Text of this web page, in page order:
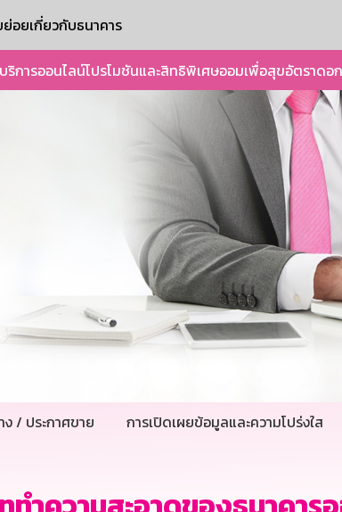
ย่อยเกี่ยวกับธนาคาร
บริการออนไลน์โปรโมชันและสิทธิพิเศษออมเพื่อสุขอัตราดอ
/ ประกาศขาย การเปิดเผยข้อมูลและความโปร่งใส